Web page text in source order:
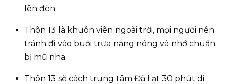
lên đèn.
Thôn 13 là khuôn viên ngoài trời, mọi người nên
tránh đi vào buổi trưa nắng nóng và nhớ chuẩn
bị mũ nha.
Thôn 13 sẽ cách trung tâm Đà Lạt 30 phút di